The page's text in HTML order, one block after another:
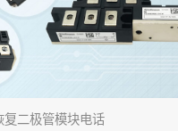
复二极管模块电话
飞凌IGBT模块
IXYS艾赛斯可控硅
西门康可控硅